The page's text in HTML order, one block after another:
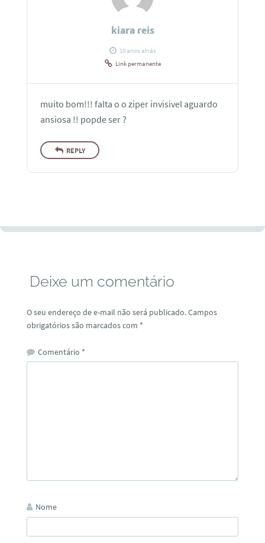
kiara reis
10 anos atrás
Link permanente
muito bom!!! falta o o ziper invisivel aguardo
ansiosa !! popde ser ?
REPLY
Deixe um comentário
O seu endereço de e-mail não será publicado.Campos
obrigatórios são marcados com *
Comentário *
Nome